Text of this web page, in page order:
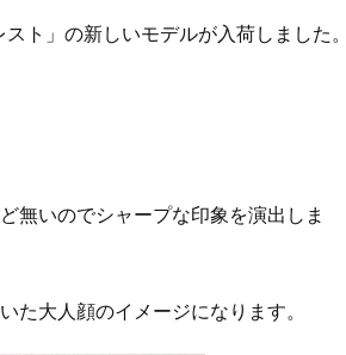
ト」の新しいモデルが入荷しました。
無いのでシャープな印象を演出しま
た大人顔のイメージになります。